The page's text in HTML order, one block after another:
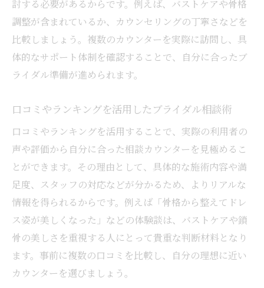
討する必要があるからです。例えば、バストケアや骨格
調整が含まれているか、カウンセリングの丁寧さなどを
比較しましょう。複数のカウンターを実際に訪問し、具
体的なサポート体制を確認することで、自分に合ったブ
ライダル準備が進められます。
口コミやランキングを活用したブライダル相談術
口コミやランキングを活用することで、実際の利用者の
声や評価から自分に合った相談カウンターを見極めるこ
とができます。その理由として、具体的な施術内容や満
足度、スタッフの対応などが分かるため、よりリアルな
情報を得られるからです。例えば「骨格から整えてドレ
ス姿が美しくなった」などの体験談は、バストケアや鎖
骨の美しさを重視する人にとって貴重な判断材料となり
ます。事前に複数の口コミを比較し、自分の理想に近い
カウンターを選びましょう。